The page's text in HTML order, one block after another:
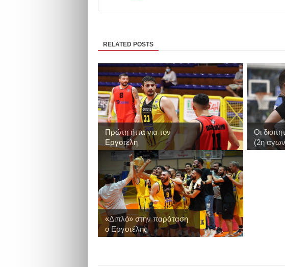
RELATED POSTS
Πρώτη ήττα για τον
Εργοτέλη
Οι
(2η
«Διπλό» στην παράταση
ο Εργοτέλης